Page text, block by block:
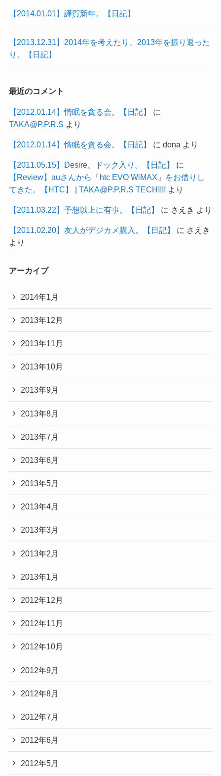
【2014.01.01】謹賀新年。【日記】
【2013.12.31】2014年を考えたり、2013年を振り返った
り。【日記】
最近のコメント
【2012.01.14】惰眠を貪る会。【日記】
に
TAKA@P.P.R.S より
【2012.01.14】惰眠を貪る会。【日記】 に dona より
【2011.05.15】Desire、ドック入り。【日記】
に
【Review】auさんから「htc EVO WiMAX」をお借りし
てきた。【HTC】 | TAKA@P.P.R.S TECH!!!! より
【2011.03.22】予想以上に有事。【日記】 に さえき より
【2011.02.20】友人がデジカメ購入。【日記】 に さえき
より
アーカイブ
2014年1月
2013年12月
2013年11月
2013年10月
2013年9月
2013年8月
2013年7月
2013年6月
2013年5月
2013年4月
2013年3月
2013年2月
2013年1月
2012年12月
2012年11月
2012年10月
2012年9月
2012年8月
2012年7月
2012年6月
2012年5月